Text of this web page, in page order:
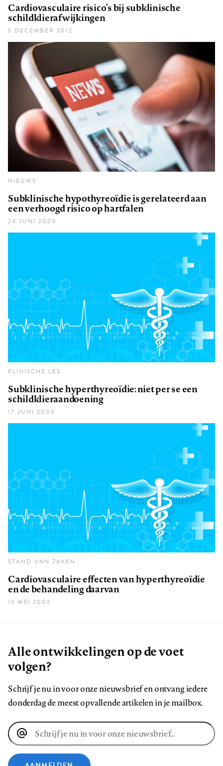
Cardiovasculaire risico’s bij subklinische
schildklierafwijkingen
5 DECEMBER 2012
NIEUWS
Subklinische hypothyreoïdie is gerelateerd aan
een verhoogd risico op hartfalen
24 JUNI 2006
KLINISCHE LES
Subklinische hyperthyreoïdie: niet per se een
schildklieraandoening
17 JUNI 2003
STAND VAN ZAKEN
Cardiovasculaire effecten van hyperthyreoïdie
en de behandeling daarvan
13 MEI 2002
Alle ontwikkelingen op de voet
volgen?
Schrijf je nu in voor onze nieuwsbrief en ontvang iedere
donderdag de meest opvallende artikelen in je mailbox.
E-
mailadres